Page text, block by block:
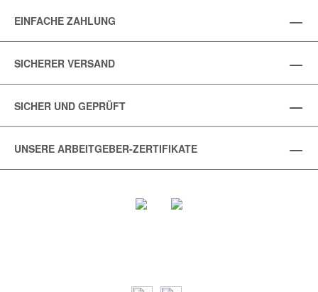
EINFACHE ZAHLUNG
SICHERER VERSAND
SICHER UND GEPRÜFT
UNSERE ARBEITGEBER-ZERTIFIKATE